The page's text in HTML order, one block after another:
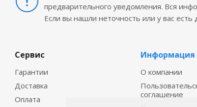
предварительного уведомления. Вся
Если вы нашли неточность или у вас
Сервис
Гарантии
Доставка
Оплата
Информация
О компании
соглашение